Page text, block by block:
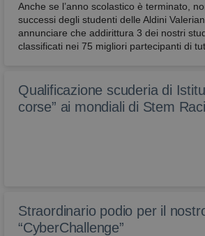
Anche se l’anno scolastico è terminato,
successi degli studenti delle Aldini
annunciare che addirittura 3 dei nostri
classificati nei 75 migliori partecipanti di
Qualificazione scuderia di
corse” ai mondiali di Stem
Straordinario podio per il
“CyberChallenge”